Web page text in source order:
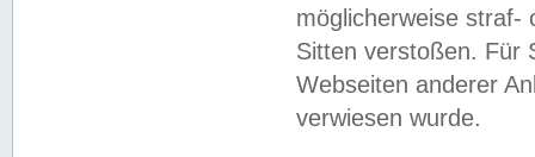
möglicherweise straf-
Sitten verstoßen. Für
Webseiten anderer
verwiesen wurde.